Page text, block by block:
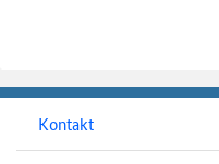
Kontakt